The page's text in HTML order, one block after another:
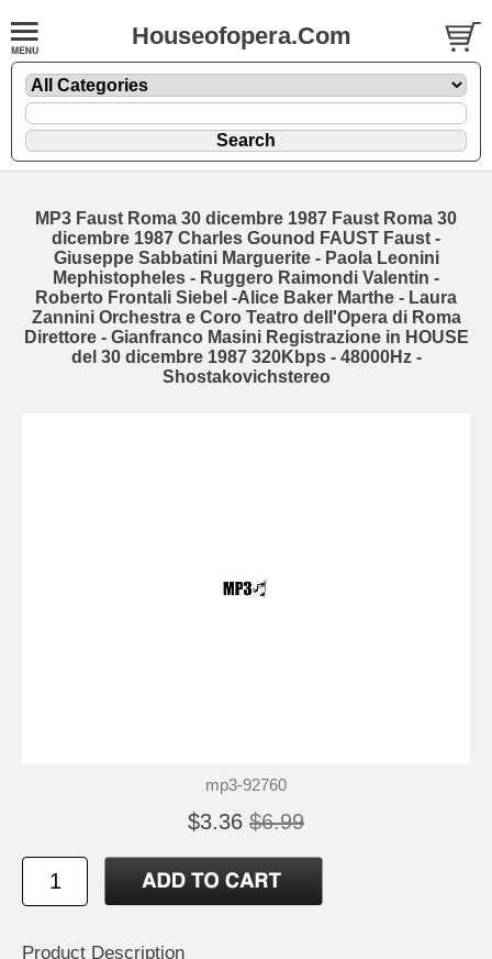
Houseofopera.Com
MP3 Faust Roma 30 dicembre 1987 Faust Roma 30
dicembre 1987 Charles Gounod FAUST Faust -
Giuseppe Sabbatini Marguerite - Paola Leonini
Mephistopheles - Ruggero Raimondi Valentin -
Roberto Frontali Siebel -Alice Baker Marthe - Laura
Zannini Orchestra e Coro Teatro dell'Opera di Roma
Direttore - Gianfranco Masini Registrazione in HOUSE
del 30 dicembre 1987 320Kbps - 48000Hz -
Shostakovichstereo
mp3-92760
$3.36 $6.99
Product Description